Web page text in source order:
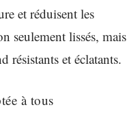
et réduisent les
seulement lissés, mais
résistants et éclatants.
à tous